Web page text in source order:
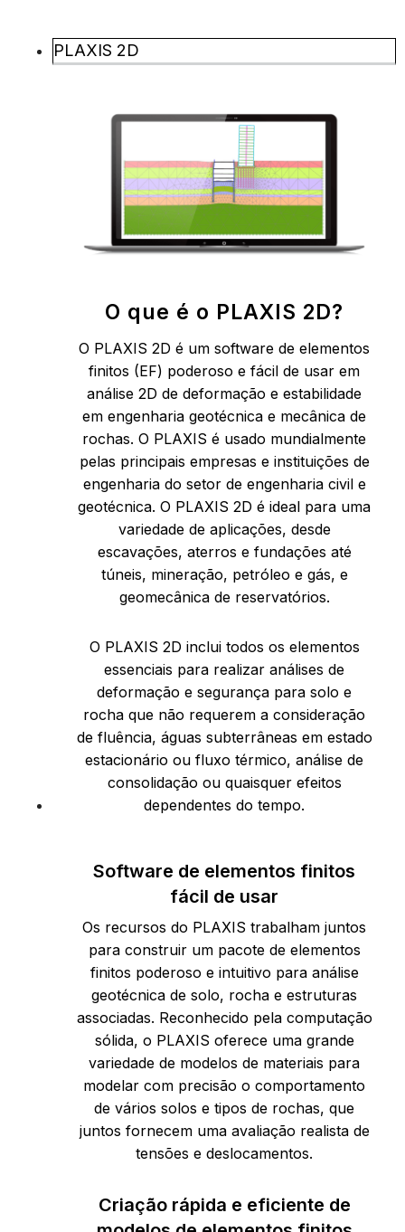
PLAXIS 2D
O que é o PLAXIS 2D?
O PLAXIS 2D é um software de elementos
finitos (EF) poderoso e fácil de usar em
análise 2D de deformação e estabilidade
em engenharia geotécnica e mecânica de
rochas. O PLAXIS é usado mundialmente
pelas principais empresas e instituições de
engenharia do setor de engenharia civil e
geotécnica. O PLAXIS 2D é ideal para uma
variedade de aplicações, desde
escavações, aterros e fundações até
túneis, mineração, petróleo e gás, e
geomecânica de reservatórios.
O PLAXIS 2D inclui todos os elementos
essenciais para realizar análises de
deformação e segurança para solo e
rocha que não requerem a consideração
de fluência, águas subterrâneas em estado
estacionário ou fluxo térmico, análise de
consolidação ou quaisquer efeitos
dependentes do tempo.
Software de elementos finitos
fácil de usar
Os recursos do PLAXIS trabalham juntos
para construir um pacote de elementos
finitos poderoso e intuitivo para análise
geotécnica de solo, rocha e estruturas
associadas. Reconhecido pela computação
sólida, o PLAXIS oferece uma grande
variedade de modelos de materiais para
modelar com precisão o comportamento
de vários solos e tipos de rochas, que
juntos fornecem uma avaliação realista de
tensões e deslocamentos.
Criação rápida e eficiente de